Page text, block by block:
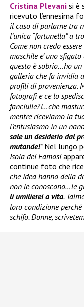
Cristina Plevani si è
ricevuto l’ennesima
il caso di parlarne tra
l’unica “fortunella” a
Come non credo
maschile e’ uno
questo è sobrio…ho
galleria che fa invidia
profili di provenienza.
fotografi e ce lo
fanciulle?!…che
mentre riceviamo la
l’entusiasmo in un
sale un desiderio dal
mutande!”Nel lungo
Isola dei Famosi
continue foto che
che idea hanno della
non le conoscono…le
li umilierei a vita.
loro condizione
schifo. Donne,